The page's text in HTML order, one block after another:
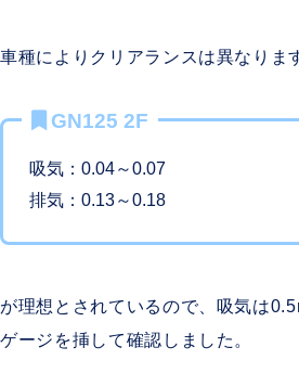
車種によりクリアランスは異なりま
GN125 2F
吸気：0.04～0.07
排気：0.13～0.18
が理想とされているので、吸気は
ゲージを挿して確認しました。